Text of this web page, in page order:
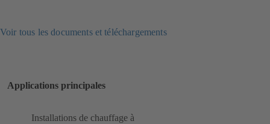
Voir tous les documents et téléchargements
Applications principales
Installations de chauffage à